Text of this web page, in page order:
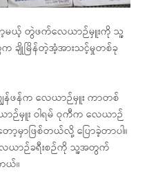
ော့မယ့် တွဲဖက်လေယာဉ်မှူးကို သူ့
ချိုမြိန်တဲ့အံ့အားသင့်မှုတစ်ခု
ဂျွန်ဖန်က လေယာဉ်မှူး ကာတစ်
မှူး ဝါရမ် ဝုကီက လေယာဉ်
မှာဖြစ်တယ်လို့ ပြောခဲ့တာပါ။
ေယာဉ်ခရီးစဉ်ကို သူ့အတွက်
ယ်။